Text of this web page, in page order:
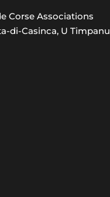
Corse Associations
di-Casinca, U Timpanu